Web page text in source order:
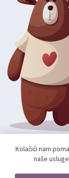
Autorska
Kolačići nam
naše